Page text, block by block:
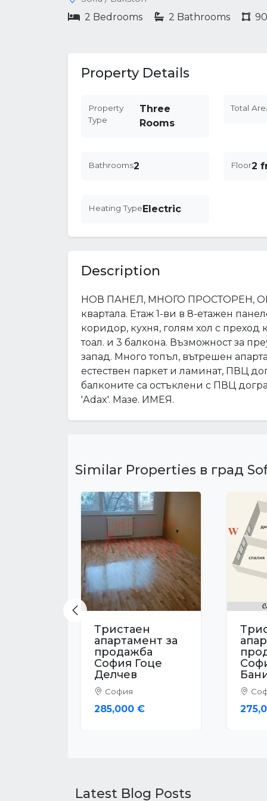
2 Bedrooms 2 Bathrooms
Property Details
Property
Type
Three
Rooms
Total
Bathrooms2 Floor2
Heating TypeElectric
Description
НОВ ПАНЕЛ, МНОГО ПРОСТОРЕН,
квартала. Етаж 1-ви в 8-етажен
коридор, кухня, голям хол с преход
тоал. и 3 балкона. Възможност за
запад. Много топъл, вътрешен
естествен паркет и ламинат, ПВЦ
балконите са остъклени с ПВЦ
'Аdax'. Мазе. ИМЕЯ.
Similar Properties в град
Тристаен
апартамент за
продажба
София Център
София
275,000 €
1
Previous
Latest Blog Posts